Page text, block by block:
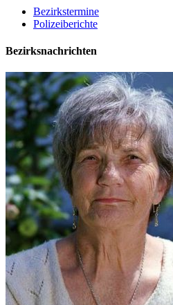
Bezirkstermine
Polizeiberichte
Bezirksnachrichten